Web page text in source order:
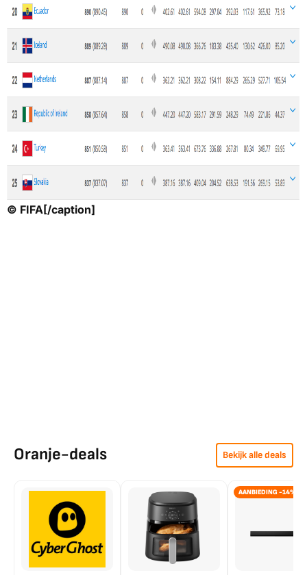
© FIFA[/caption]
Oranje-deals Bekijk alle deals
AANBIEDING -14%